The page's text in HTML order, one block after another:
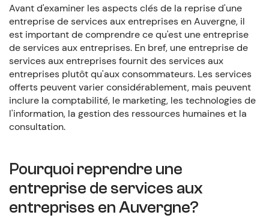
Avant d'examiner les aspects clés de la reprise d'une
entreprise de services aux entreprises en Auvergne, il
est important de comprendre ce qu'est une entreprise
de services aux entreprises. En bref, une entreprise de
services aux entreprises fournit des services aux
entreprises plutôt qu'aux consommateurs. Les services
offerts peuvent varier considérablement, mais peuvent
inclure la comptabilité, le marketing, les technologies de
l'information, la gestion des ressources humaines et la
consultation.
Pourquoi reprendre une
entreprise de services aux
entreprises en Auvergne?